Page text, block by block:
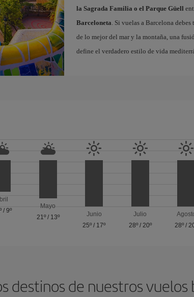
la Sagrada Familia o el Parque Güell
Barceloneta. Si vuelas a Barcelona
de lo mejor del mar y la montaña, una
define el verdadero estilo de vida
/ 9º
Mayo
21º/ 13º
Junio
25º / 17º
Julio
28º/ 20º
28º /
destinos de nuestros